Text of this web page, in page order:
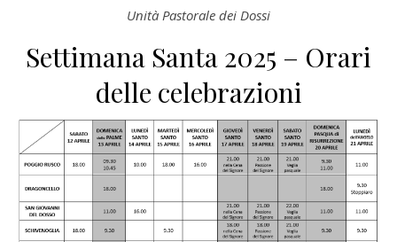
Unità Pastorale dei Dossi
Settimana Santa 2025 – Orari
delle celebrazioni